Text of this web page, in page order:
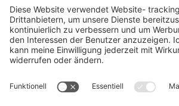
Impressum
Impressum
Cookie-Richtlinie (EU)